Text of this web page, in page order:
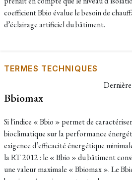
coefficient Bbio évalue le besoin de
d’éclairage artificiel du bâtiment.
TERMES TECHNIQUES
Dernière
Bbiomax
Si l'indice « Bbio » permet de
bioclimatique sur la performance
exigence d’efficacité énergétique
la RT 2012 : le « Bbio » du bâtiment
une valeur maximale « Bbiomax ». Le